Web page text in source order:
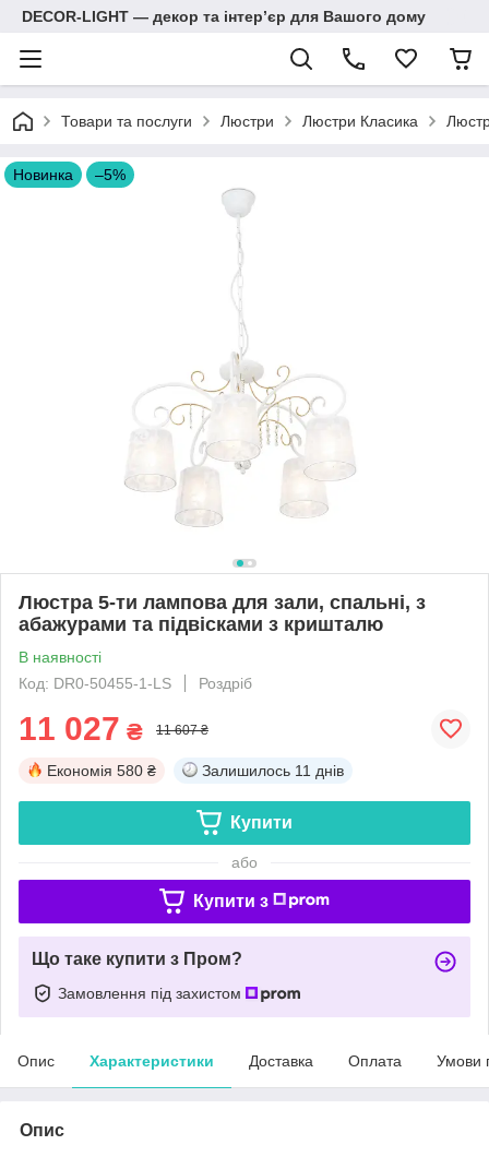
DECOR-LIGHT — декор та інтерʼєр для Вашого дому
Товари та послуги Люстри Люстри Класика
Новинка –5%
Люстра 5-ти лампова для зали, спальні, з
абажурами та підвісками з кришталю
В наявності
Код: DR0-50455-1-LS
Роздріб
11 027 ₴ 11 607 ₴
Економія 580 ₴ Залишилось 11 днів
Купити
або
Купити з
Що таке купити з Пром?
Замовлення під захистом
Опис Характеристики Доставка Оплата Умови
Опис